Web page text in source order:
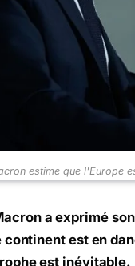
estime que l'Europe
a exprimé
est en
est inévitable.